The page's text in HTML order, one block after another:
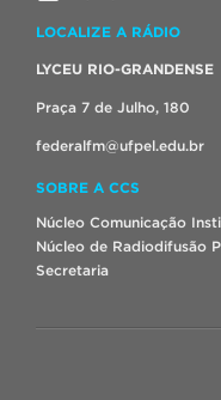
LOCALIZE A RÁDIO
LYCEU RIO-GRANDENSE
Praça 7 de Julho, 180
federalfm@ufpel.edu.br
SOBRE A CCS
Núcleo Comunicação
Núcleo de Radiodifusão
Secretaria